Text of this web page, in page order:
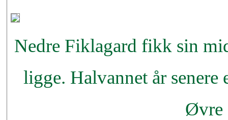
Nedre Fiklagard fikk sin
ligge. Halvannet år senere
Øvre